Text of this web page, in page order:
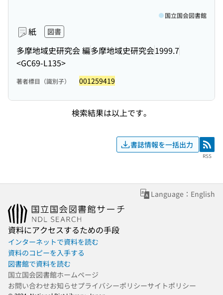
紙 図書
多摩地域史研究会 編多摩地域史研究会1999.7
<GC69-L135>
国立国会図書館
著者標目（識別子） 001259419
検索結果は以上です。
書誌情報を一括出力 RSS
RSS
Language：English
資料にアクセスするための手段
インターネットで資料を読む
資料のコピーを入手する
図書館で資料を読む
国立国会図書館ホームページ
お問い合わせお知らせプライバシーポリシーサイトポリシー